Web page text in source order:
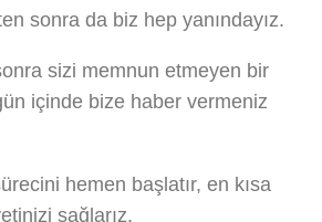
sonra da biz hep yanındayız.
sizi memnun etmeyen bir
içinde bize haber vermeniz
hemen başlatır, en kısa
sağlarız.